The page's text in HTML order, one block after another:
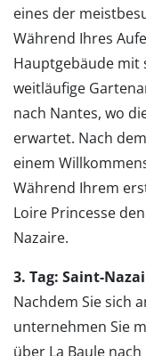
eines der
Während Ihres
Hauptgebäude mit
weitläufige
nach Nantes, wo
erwartet. Nach
einem
Während Ihrem
Loire Princesse
Nazaire.
3. Tag: Saint-
Nachdem Sie sich
unternehmen Sie
über La Baule